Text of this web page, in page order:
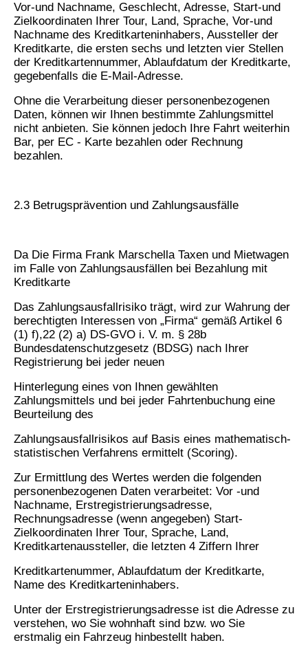
Vor-und Nachname, Geschlecht, Adresse, Start-und
Zielkoordinaten Ihrer Tour, Land, Sprache, Vor-und
Nachname des Kreditkarteninhabers, Aussteller der
Kreditkarte, die ersten sechs und letzten vier Stellen
der Kreditkartennummer, Ablaufdatum der Kreditkarte,
gegebenfalls die E-Mail-Adresse.
Ohne die Verarbeitung dieser personenbezogenen
Daten, können wir Ihnen bestimmte Zahlungsmittel
nicht anbieten. Sie können jedoch Ihre Fahrt weiterhin
Bar, per EC - Karte bezahlen oder Rechnung
bezahlen.
2.3 Betrugsprävention und Zahlungsausfälle
Da Die Firma Frank Marschella Taxen und Mietwagen
im Falle von Zahlungsausfällen bei Bezahlung mit
Kreditkarte
Das Zahlungsausfallrisiko trägt, wird zur Wahrung der
berechtigten Interessen von „Firma“ gemäß Artikel 6
(1) f),22 (2) a) DS-GVO i. V. m. § 28b
Bundesdatenschutzgesetz (BDSG) nach Ihrer
Registrierung bei jeder neuen
Hinterlegung eines von Ihnen gewählten
Zahlungsmittels und bei jeder Fahrtenbuchung eine
Beurteilung des
Zahlungsausfallrisikos auf Basis eines mathematisch-
statistischen Verfahrens ermittelt (Scoring).
Zur Ermittlung des Wertes werden die folgenden
personenbezogenen Daten verarbeitet: Vor -und
Nachname, Erstregistrierungsadresse,
Rechnungsadresse (wenn angegeben) Start-
Zielkoordinaten Ihrer Tour, Sprache, Land,
Kreditkartenaussteller, die letzten 4 Ziffern Ihrer
Kreditkartenummer, Ablaufdatum der Kreditkarte,
Name des Kreditkarteninhabers.
Unter der Erstregistrierungsadresse ist die Adresse zu
verstehen, wo Sie wohnhaft sind bzw. wo Sie
erstmalig ein Fahrzeug hinbestellt haben.